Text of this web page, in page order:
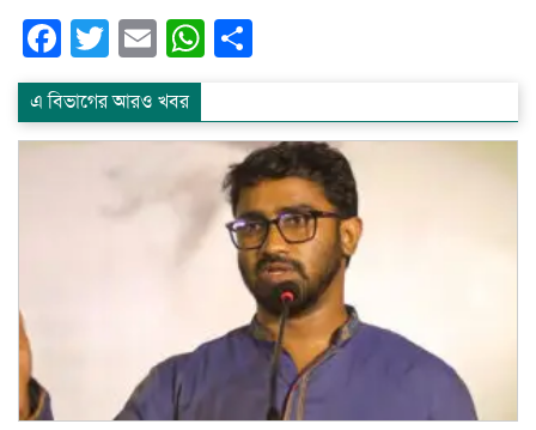
Facebook
Twitter
EmailWhatsApp
এ বিভাগের আরও খবর